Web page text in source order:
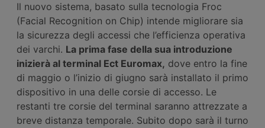
Il nuovo sistema, basato sulla tecnologia Froc
(Facial Recognition on Chip) intende migliorare sia
la sicurezza degli accessi che l’efficienza operativa
dei varchi. La prima fase della sua introduzione
inizierà al terminal Ect Euromax, dove entro la fine
di maggio o l’inizio di giugno sarà installato il primo
dispositivo in una delle corsie di accesso. Le
restanti tre corsie del terminal saranno attrezzate a
breve distanza temporale. Subito dopo sarà il turno